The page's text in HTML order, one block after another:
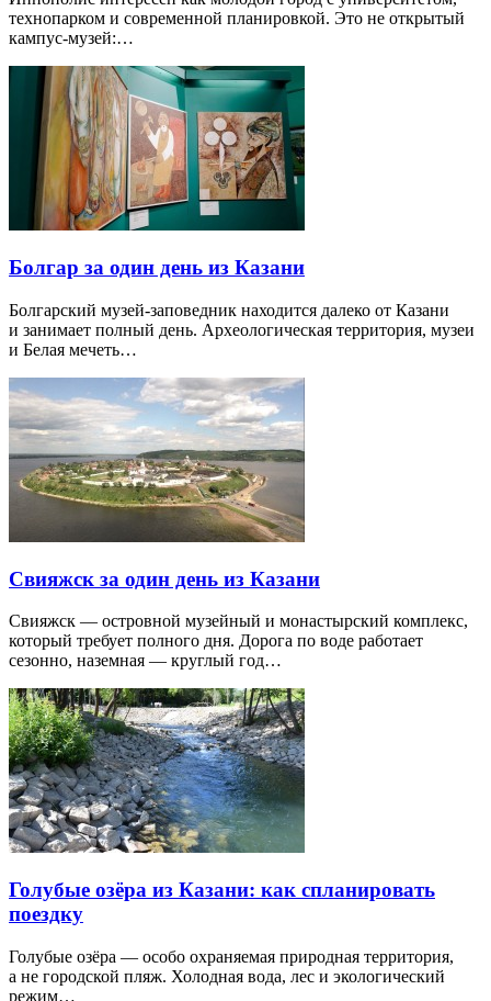
технопарком и современной планировкой. Это не открытый
кампус-музей:…
Болгар за один день из Казани
Болгарский музей-заповедник находится далеко от Казани
и занимает полный день. Археологическая территория, музеи
и Белая мечеть…
Свияжск за один день из Казани
Свияжск — островной музейный и монастырский комплекс,
который требует полного дня. Дорога по воде работает
сезонно, наземная — круглый год…
Голубые озёра из Казани: как спланировать
поездку
Голубые озёра — особо охраняемая природная территория,
а не городской пляж. Холодная вода, лес и экологический
режим…